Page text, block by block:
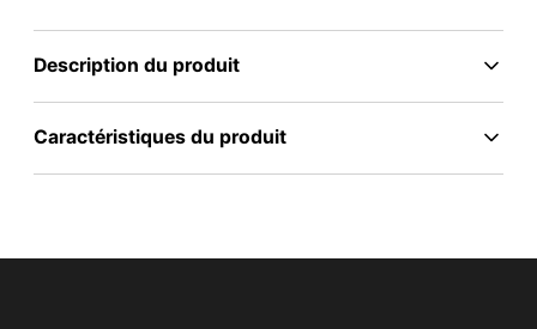
Description du produit
Caractéristiques du produit